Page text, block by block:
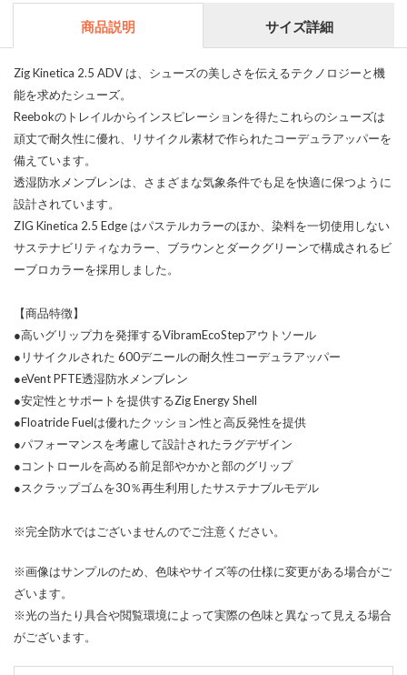
商品説明 サイズ詳細
Zig Kinetica 2.5 ADV は、シューズの美しさを伝えるテクノロジーと機
能を求めたシューズ。
Reebokのトレイルからインスピレーションを得たこれらのシューズは
頑丈で耐久性に優れ、リサイクル素材で作られたコーデュラアッパーを
備えています。
透湿防水メンブレンは、さまざまな気象条件でも足を快適に保つように
設計されています。
ZIG Kinetica 2.5 Edge はパステルカラーのほか、染料を一切使用しない
サステナビリティなカラー、ブラウンとダークグリーンで構成されるビ
ーブロカラーを採用しました。
【商品特徴】
●高いグリップ力を発揮するVibramEcoStepアウトソール
●リサイクルされた 600デニールの耐久性コーデュラアッパー
●eVent PFTE透湿防水メンブレン
●安定性とサポートを提供するZig Energy Shell
●Floatride Fuelは優れたクッション性と高反発性を提供
●パフォーマンスを考慮して設計されたラグデザイン
●コントロールを高める前足部やかかと部のグリップ
●スクラップゴムを30％再生利用したサステナブルモデル
※完全防水ではございませんのでご注意ください。
※画像はサンプルのため、色味やサイズ等の仕様に変更がある場合がご
ざいます。
※光の当たり具合や閲覧環境によって実際の色味と異なって見える場合
がございます。